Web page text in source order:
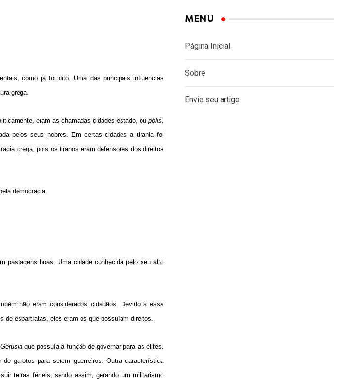
como já foi dito. Uma das principais influências
grega.
eram as chamadas cidades-estado, ou pólis
pelos seus nobres. Em certas cidades a tirania foi
grega, pois os tiranos eram defensores dos direitos
democracia.
pastagens boas. Uma cidade conhecida pelo seu alto
não eram considerados cidadãos. Devido a essa
de espartíatas, eles eram os que possuíam direitos.
Gerusiaque possuía a função de governar para as elites.
garotos para serem guerreiros. Outra característica
terras férteis, sendo assim, gerando um militarismo